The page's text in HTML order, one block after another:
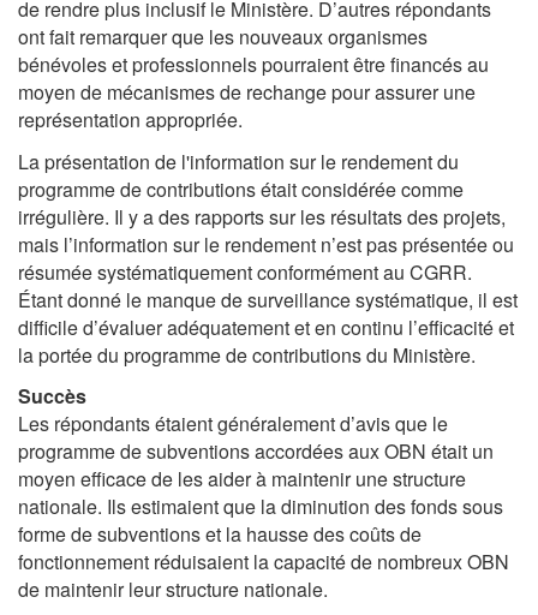
de rendre plus inclusif le Ministère. D’autres répondants
ont fait remarquer que les nouveaux organismes
bénévoles et professionnels pourraient être financés au
moyen de mécanismes de rechange pour assurer une
représentation appropriée.
La présentation de l'information sur le rendement du
programme de contributions était considérée comme
irrégulière. Il y a des rapports sur les résultats des projets,
mais l’information sur le rendement n’est pas présentée ou
résumée systématiquement conformément au CGRR.
Étant donné le manque de surveillance systématique, il est
difficile d’évaluer adéquatement et en continu l’efficacité et
la portée du programme de contributions du Ministère.
Succès
Les répondants étaient généralement d’avis que le
programme de subventions accordées aux OBN était un
moyen efficace de les aider à maintenir une structure
nationale. Ils estimaient que la diminution des fonds sous
forme de subventions et la hausse des coûts de
fonctionnement réduisaient la capacité de nombreux OBN
de maintenir leur structure nationale.